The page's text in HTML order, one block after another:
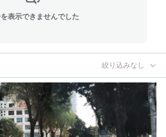
表示できませんでした
絞り込みなし